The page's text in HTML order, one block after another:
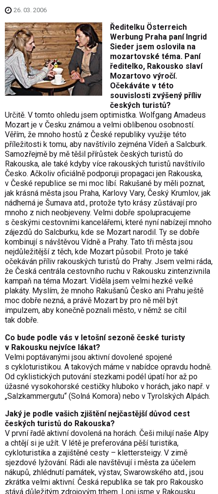
26. 03. 2006
Ředitelku Österreich
Werbung Praha paní Ingrid
Sieder jsem oslovila na
mozartovské téma. Paní
ředitelko, Rakousko slaví
Mozartovo výročí.
Očekáváte v této
souvislosti zvýšený příliv
českých turistů?
Určitě. V tomto ohledu jsem optimistka. Wolfgang Amadeus
Mozart je v Česku známou a velmi oblíbenou osobností.
Věřím, že mnoho hostů z České republiky využije této
příležitosti k tomu, aby navštívilo zejména Vídeň a Salcburk.
Samozřejmě by mě těšil přírůstek českých turistů do
Rakouska, ale také kdyby více rakouských turistů navštívilo
Česko. Ačkoliv oficiálně podporuji propagaci jen Rakouska,
v České republice se mi moc líbí. Rakušané by měli poznat,
jak krásná města jsou Praha, Karlovy Vary, Český Krumlov, jak
nádherná je Šumava atd., protože tyto krásy zůstávají pro
mnoho z nich neobjeveny. Velmi dobře spolupracujeme
s českými cestovními kancelářemi, které nyní nabízejí mnoho
zájezdů do Salcburku, kde se Mozart narodil. Ty se dobře
kombinují s návštěvou Vídně a Prahy. Tato tři města jsou
nejdůležitější z těch, kde Mozart působil. Proto je také
očekáván příliv rakouských turistů do Prahy. Jsem velmi ráda,
že Česká centrála cestovního ruchu v Rakousku zintenzivnila
kampaň na téma Mozart. Viděla jsem velmi hezké velké
plakáty. Myslím, že mnoho Rakušanů Česko ani Prahu ještě
moc dobře nezná, a právě Mozart by pro ně měl být
impulzem, aby konečně poznali město, v němž se cítil
tak dobře.
Co bude podle vás v letošní sezoně české turisty
v Rakousku nejvíce lákat?
Velmi poptávanými jsou aktivní dovolené spojené
s cykloturistikou. A takových máme v nabídce opravdu hodně.
Od cyklistických putování stezkami podél úpatí hor až po
úžasné vysokohorské cestičky hluboko v horách, jako např. v
„Salzkammergutu“ (Solná Komora) nebo v Tyrolských Alpách.
Jaký je podle vašich zjištění nejčastější důvod cest
českých turistů do Rakouska?
V první řadě aktivní dovolená na horách. Češi milují naše Alpy
a chtějí si je užít. V létě je preferována pěší turistika,
cykloturistika a zajištěné cesty – klettersteigy. V zimě
sjezdové lyžování. Rádi ale navštěvují i města za účelem
nákupů, zhlédnutí památek, výstav, Swarowského atd., jsou
zkrátka velmi aktivní. Česká republika se tak pro Rakousko
stává důležitým zdrojovým trhem. Loni jsme v Rakousku